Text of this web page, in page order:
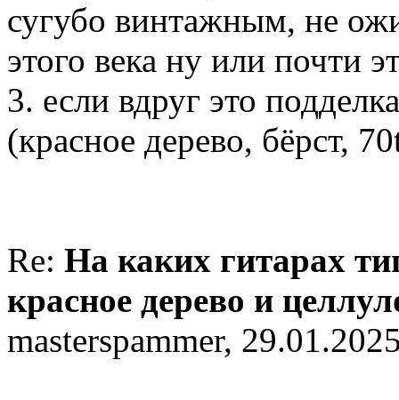
сугубо винтажным, не
этого века ну или почти
3. если вдруг это
(красное дерево, бёрст,
Re: На каких гитарах
красное дерево и
masterspammer,